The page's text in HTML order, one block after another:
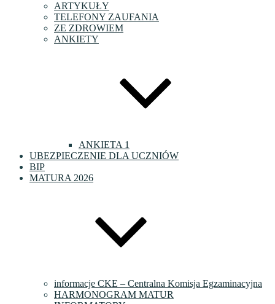
ARTYKUŁY
TELEFONY ZAUFANIA
ZE ZDROWIEM
ANKIETY
ANKIETA 1
UBEZPIECZENIE DLA UCZNIÓW
BIP
MATURA 2026
informacje CKE – Centralna Komisja Egzaminacyjna
HARMONOGRAM MATUR